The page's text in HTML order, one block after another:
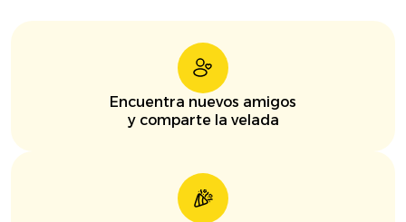
Encuentra nuevos amigos
y comparte la velada